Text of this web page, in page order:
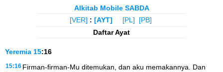
Alkitab Mobile SABDA
[VER] : [AYT] [PL]
[PB]
Daftar Ayat
Yeremia 15:16
15:16 Firman-firman-Mu ditemukan, dan aku memakannya. Dan